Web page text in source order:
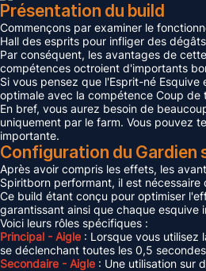
Présentation du build
Commençons par examiner le
Hall des esprits pour infliger des
Par conséquent, les avantages de
compétences octroient d'importants
Si vous pensez que l'Esprit-né
optimale avec la compétence Coup
En bref, vous aurez besoin de
uniquement par le farm. Vous pouvez
importante.
Configuration du Gardien
Après avoir compris les effets, les
Spiritborn performant, il est
Ce build étant conçu pour optimiser
garantissant ainsi que chaque esquive
Voici leurs rôles spécifiques :
Principal - Aigle : Lorsque vous utilisez
se déclenchant toutes les 0,5
Secondaire - Aigle : Une utilisation sur